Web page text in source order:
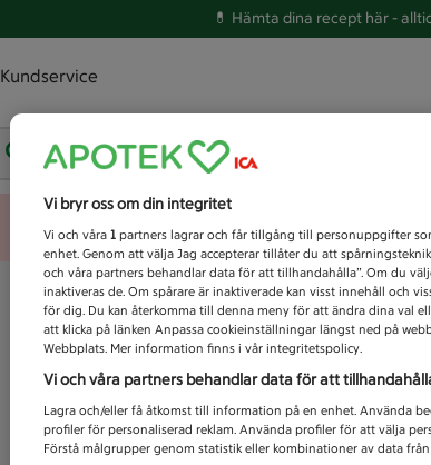
💊 Hämta dina recept här -
Kundservice
Vad letar du efter idag?
Vi bryr oss om din integritet
Vi och våra 1 partners lagrar och får tillgång till personuppgifter
enhet. Genom att välja Jag accepterar tillåter du att
och våra partners behandlar data för att tillhandahålla”. Om du
inaktiveras de. Om spårare är inaktiverade kan visst innehåll och
för dig. Du kan återkomma till denna meny för att ändra dina val
att klicka på länken Anpassa cookieinställningar längst ned på
Webbplats. Mer information finns i vår integritetspolicy.
Vi och våra partners behandlar data för att
Lagra och/eller få åtkomst till information på en enhet. Använda
profiler för personaliserad reklam. Använda profiler för att välja
Förstå målgrupper genom statistik eller kombinationer av data